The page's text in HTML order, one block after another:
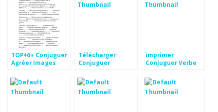
TOP46+ Conjuguer
Agréer Images
Télécharger
Conjuguer
imprimer
Conjuguer Verbe